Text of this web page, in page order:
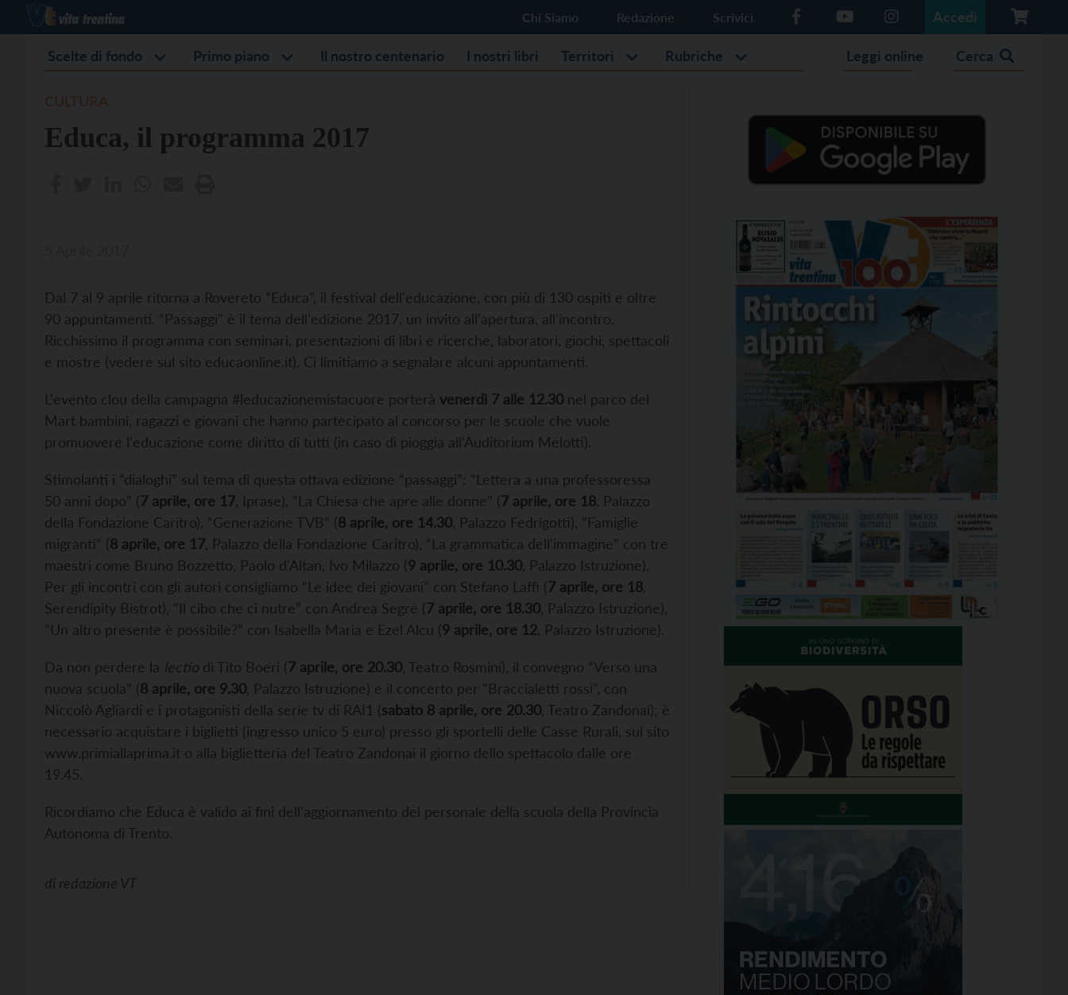
Chi Siamo Redazione Scrivici Accedi
Scelte di fondo Primo piano Il nostro centenario I nostri libri Territori Rubriche Leggi online Cerca
Educa, il programma 2017
Dal 7 al 9 aprile ritorna a Rovereto “Educa”, il festival dell'educazione, con più di 130 ospiti e oltre
90 appuntamenti. “Passaggi" è il tema dell'edizione 2017, un invito all'apertura, all'incontro.
Ricchissimo il programma con seminari, presentazioni di libri e ricerche, laboratori, giochi, spettacoli
e mostre (vedere sul sito educaonline.it). Ci limitiamo a segnalare alcuni appuntamenti.
L'evento clou della campagna #leducazionemistacuore porterà venerdì 7 alle 12.30 nel parco del
Mart bambini, ragazzi e giovani che hanno partecipato al concorso per le scuole che vuole
promuovere l'educazione come diritto di tutti (in caso di pioggia all’Auditorium Melotti).
Stimolanti i “dialoghi” sul tema di questa ottava edizione “passaggi”: “Lettera a una professoressa
50 anni dopo” (7 aprile, ore 17 , Iprase), “La Chiesa che apre alle donne” (7 aprile, ore 18 , Palazzo
della Fondazione Caritro), “Generazione TVB” (8 aprile, ore 14.30 , Palazzo Fedrigotti), “Famiglie
migranti” (8 aprile, ore 17 , Palazzo della Fondazione Caritro), “La grammatica dell'immagine” con tre
maestri come Bruno Bozzetto, Paolo d'Altan, Ivo Milazzo (9 aprile, ore 10.30 , Palazzo Istruzione).
Per gli incontri con gli autori consigliamo “Le idee dei giovani” con Stefano Laffi (7 aprile, ore 18
Serendipity Bistrot), “Il cibo che ci nutre” con Andrea Segrè (7 aprile, ore 18.30 , Palazzo Istruzione),
“Un altro presente è possibile?” con Isabella Maria e Ezel Alcu (9 aprile, ore 12 , Palazzo Istruzione).
Da non perdere la lectio di Tito Boeri (7 aprile, ore 20.30 , Teatro Rosmini), il convegno “Verso una
nuova scuola” (8 aprile, ore 9.30 , Palazzo Istruzione) e il concerto per “Braccialetti rossi”, con
Niccolò Agliardi e i protagonisti della serie tv di RAI1 (sabato 8 aprile, ore 20.30 , Teatro Zandonai); è
necessario acquistare i biglietti (ingresso unico 5 euro) presso gli sportelli delle Casse Rurali, sul sito
www.primiallaprima.it o alla biglietteria del Teatro Zandonai il giorno dello spettacolo dalle ore
19.45.
Ricordiamo che Educa è valido ai fini dell'aggiornamento del personale della scuola della Provincia
Autonoma di Trento.
di redazione VT